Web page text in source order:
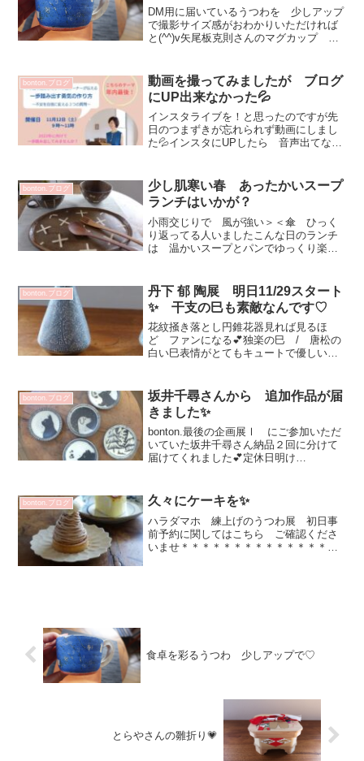
DM用に届いているうつわを 少しアップ
で撮影サイズ感がおわかりいただければ
と(^^)v矢尾板克則さんのマグカップ ウ
C&S 好きなサイズ感♡一柳京子さん
の ピッチャー美しす...
bonton.ブログ
動画を撮ってみましたが ブログ
にUP出来なかった💦
インスタライブを！と思ったのですが先
日のつまずきが忘れられず動画にしまし
た💦インスタにUPしたら 音声出てなく
ませ^^今更ながらですが 蕎麦猪口の使
い方動画faceb...
bonton.ブログ
少し肌寒い春 あったかいスープ
ランチはいかが？
小雨交じりで 風が強い＞＜傘 ひっく
り返ってる人いましたこんな日のランチ
は 温かいスープとパンでゆっくり楽し
子さん 高齢の方が食事するにもいいと
思います楕円のお皿は サ...
bonton.ブログ
丹下 郁 陶展 明日11/29スタート
✨ 干支の巳も素敵なんです♡
花紋掻き落とし円錐花器見れば見るほ
ど ファンになる💕独楽の巳 / 唐松の
白い巳表情がとてもキュートで優しい押
の高いタイプサイズ違いで届いています
明日 久しぶりにインス...
bonton.ブログ
坂井千尋さんから 追加作品が届
きました✨
bonton.最後の企画展Ⅰ にご参加いただ
いていた坂井千尋さん納品２回に分けて
届けてくれました💕定休日明け
企画展オンラインシ...
bonton.ブログ 久々にケーキを✨
ハラダマホ 練上げのうつわ展 初日事
前予約に関してはこちら ご確認くださ
いませ＊＊＊＊＊＊＊＊＊＊＊＊＊＊＊
食卓を彩るうつわ 少しアップで♡
とらやさんの雛折り💗